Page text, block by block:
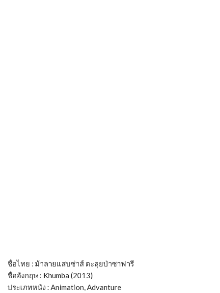
ชื่อไทย : ม้าลายแสบซ่าส์ ตะลุยป่าซาฟารี
ชื่ออังกฤษ : Khumba (2013)
ประเภทหนัง : Animation, Advanture